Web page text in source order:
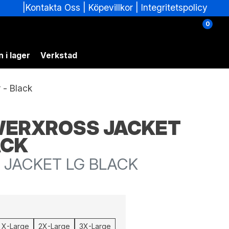
Köpevillkor| Integritetspolicy
0
i lager Verkstad
- Black
JACKET
JACKET LG BLACK
X-Large 2X-Large 3X-Large